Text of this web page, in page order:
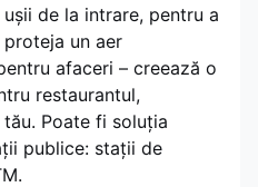
de la intrare, pentru a
un aer
afaceri – creează o
restaurantul,
Poate fi soluția
publice: stații de